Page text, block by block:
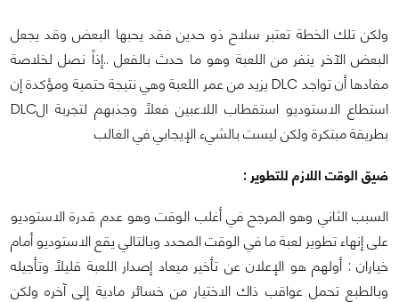
ولكن تلك الخطة تعتبر سلاح ذو حدين فقد يحبها البعض وقد يجعل
البعض الآخر ينفر من اللعبة وهو ما حدث بالفعل ..إذاً نصل لخلاصة
مفادها أن تواجد DLC يزيد من عمر اللعبة وهي نتيجة حتمية ومؤكدة إن
استطاع الاستوديو استقطاب اللاعبين فعلاً وجذبهم لتجربة الDLC
بطريقة مبتكرة ولكن ليست بالشيء الإيجابي في الغالب
ضيق الوقت اللازم للتطوير :
السبب الثاني وهو المرجح في أغلب الوقت وهو عدم قدرة الاستوديو
على إنهاء تطوير لعبة ما في الوقت المحدد وبالتالي يقع الاستوديو أمام
خياران : أولهم هو الإعلان عن تأخير ميعاد إصدار اللعبة قليلاً وتأجيله
وبالطبع تحمل عواقب ذاك الاختيار من خسائر مادية إلى آخره ولكن